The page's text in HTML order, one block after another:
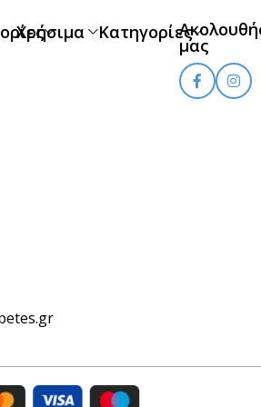
Χρήσιμα Κατηγορίες
μας